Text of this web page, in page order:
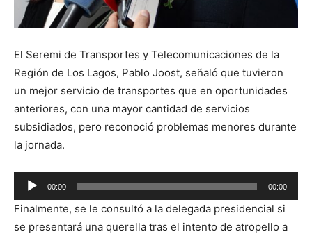
El Seremi de Transportes y Telecomunicaciones de la
Región de Los Lagos, Pablo Joost, señaló que tuvieron
un mejor servicio de transportes que en oportunidades
anteriores, con una mayor cantidad de servicios
subsidiados, pero reconoció problemas menores durante
la jornada.
Reproductor
de
audio
00:00 00:00
Finalmente, se le consultó a la delegada presidencial si
se presentará una querella tras el intento de atropello a